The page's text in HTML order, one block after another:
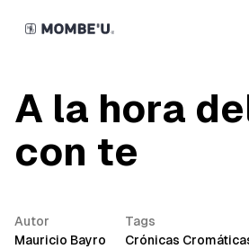
A la hora
con te
Autor
Mauricio Bayro
Tags
Crónicas